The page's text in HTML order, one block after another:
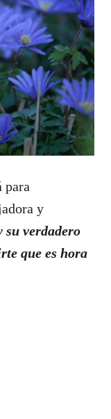
para
y
su verdadero
que es hora